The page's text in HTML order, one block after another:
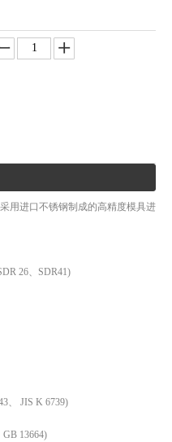
用进口不锈钢制成的高精度模具进
26、SDR41)
、 JIS K 6739)
13664)